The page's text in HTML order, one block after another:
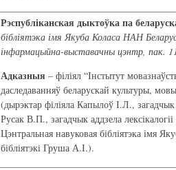
Рэспубліканская дыктоўка па
бібліятэка імя Якуба Коласа НАН
інфармацыйна-выставачны цэнтр, пак.
Адказныя – філіял “Інстытут
даследаванняў беларускай культуры,
(дырэктар філіяла Капылоў І.Л.,
Русак В.П., загадчык аддзела
Цэнтральная навуковая бібліятэка імя
бібліятэкі Груша А.І.).